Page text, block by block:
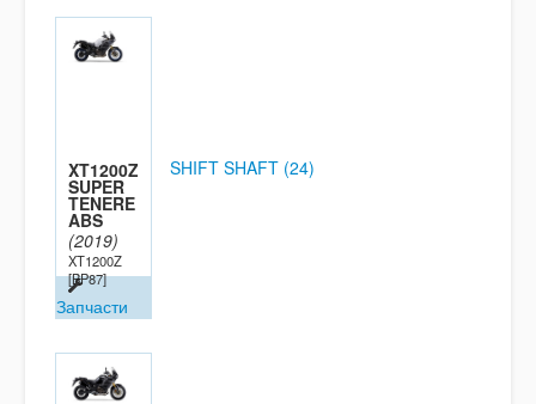
XT1200Z
SUPER
TENERE
ABS
(2019)
XT1200Z
[BP87]
Запчасти
SHIFT SHAFT (24)